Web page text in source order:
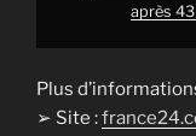
après
Plus
➢ Site :